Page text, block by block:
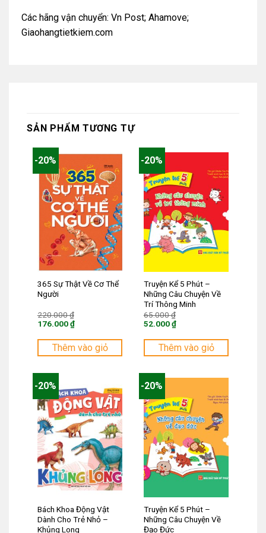
Các hãng vận chuyển: Vn Post; Ahamove;
Giaohangtietkiem.com
SẢN PHẨM TƯƠNG TỰ
-20%
365 Sự Thật Về Cơ Thể
Người
220.000₫
220.000 ₫.
176.000₫
hiện
là:
Thêm vào giỏ
-20%
Truyện Kể 5 Phút –
Những Câu Chuyện Về
Trí Thông Minh
65.000₫
65.000 ₫.
52.000₫
hiện
là:
Thêm vào giỏ
-20%
Bách Khoa Động Vật
Dành Cho Trẻ Nhỏ –
Khủng Long
-20%
Truyện Kể 5 Phút –
Những Câu Chuyện Về
Đạo Đức